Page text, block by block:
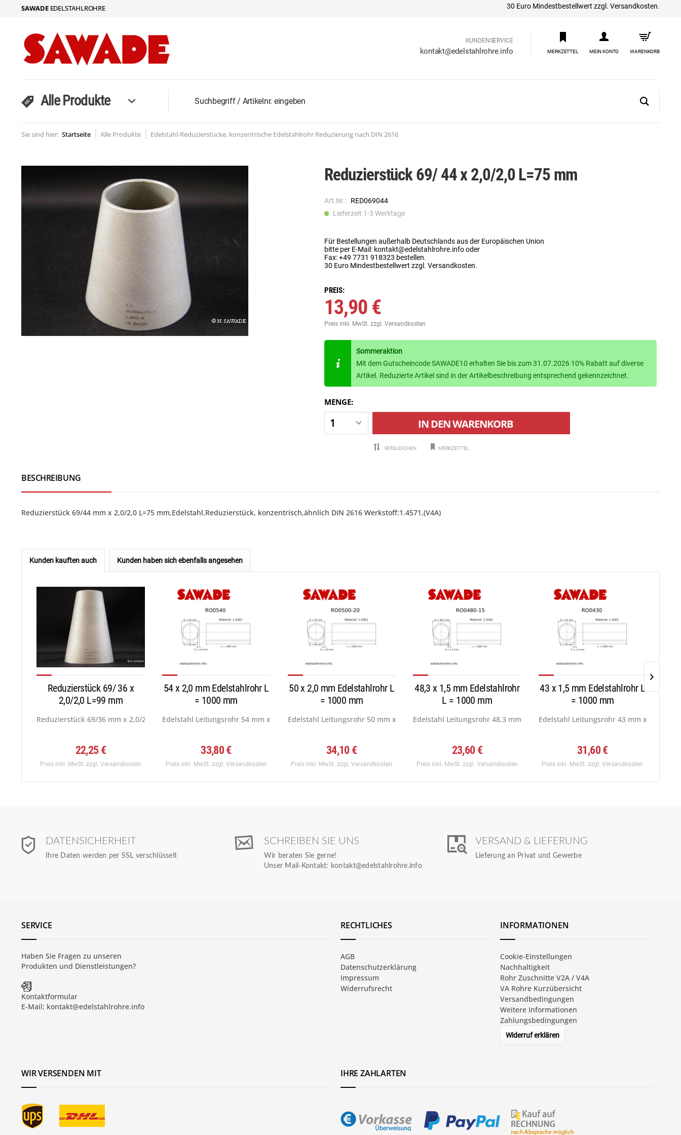
SAWADEEDELSTAHLROHRE 30 Euro Mindestbestellwert zzgl. Versandkosten.
KUNDENSERVICE
kontakt@edelstahlrohre.info MERKZETTEL MEIN KONTO WARENKORB
Alle Produkte
Sie sind hier: Startseite Alle Produkte Edelstahl-Reduzierstücke, konzentrische Edelstahlrohr Reduzierung nach DIN 2616
Reduzierstück 69/ 44 x 2,0/2,0 L=75 mm
Art.Nr.: RED069044
Lieferzeit 1-3 Werktage
Für Bestellungen außerhalb Deutschlands aus der Europäischen Union
bitte per E-Mail: kontakt@edelstahlrohre.info oder
Fax: +49 7731 918323 bestellen.
30 Euro Mindestbestellwert zzgl. Versandkosten.
PREIS:
13,90 €
Preis inkl. MwSt.zzgl. Versandkosten
Sommeraktion
Mit dem Gutscheincode SAWADE10 erhalten Sie bis zum 31.07.2026 10% Rabatt auf diverse
Artikel. Reduzierte Artikel sind in der Artikelbeschreibung entsprechend gekennzeichnet.
MENGE:
IN DENWARENKORB
VERGLEICHEN MERKZETTEL
BESCHREIBUNG
Reduzierstück 69/44 mm x 2,0/2,0 L=75 mm,Edelstahl,Reduzierstück, konzentrisch,ähnlich DIN 2616 Werkstoff:1.4571,(V4A)
Kunden kauften auch Kunden haben sich ebenfalls angesehen
Reduzierstück 69/ 36 x
2,0/2,0 L=99 mm
Reduzierstück 69/36 mm x 2,0/2,0 L=99...
22,25 €
Preis inkl. MwSt. zzgl. Versandkosten
54 x 2,0 mm Edelstahlrohr L
= 1000 mm
Edelstahl Leitungsrohr 54 mm x 2,0 mm, Werkstoff:...
33,80 €
Preis inkl. MwSt. zzgl. Versandkosten
50 x 2,0 mm Edelstahlrohr L
= 1000 mm
Edelstahl Leitungsrohr 50 mm x 2,0 mm, Werkstoff:...
34,10 €
Preis inkl. MwSt.zzgl. Versandkosten
48,3 x 1,5 mm Edelstahlrohr
L = 1000 mm
Edelstahl Leitungsrohr 48,3 mm x 1,5 mm, Werkstoff:...
23,60 €
Preis inkl. MwSt. zzgl. Versandkosten
43 x 1,5 mm Edelstahlrohr L
= 1000 mm
Edelstahl Leitungsrohr 43 mm x 1,5 mm,
31,60 €
Preis inkl. MwSt.zzgl. Versandkosten
DATENSICHERHEIT
Ihre Daten werden per SSL verschlüsselt
SCHREIBEN SIE UNS
Wir beraten Sie gerne!
Unser Mail-Kontakt: kontakt@edelstahlrohre.info
VERSAND & LIEFERUNG
Lieferung an Privat und Gewerbe
SERVICE
Haben Sie Fragen zu unseren
Produkten und Dienstleistungen?
Kontaktformular
E-Mail: kontakt@edelstahlrohre.info
RECHTLICHES
AGB
Datenschutzerklärung
Impressum
Widerrufsrecht
INFORMATIONEN
Cookie-Einstellungen
Nachhaltigkeit
Rohr Zuschnitte V2A / V4A
VA Rohre Kurzübersicht
Versandbedingungen
Weitere Informationen
Zahlungsbedingungen
Widerruf erklären
WIR VERSENDEN MIT IHRE ZAHLARTEN